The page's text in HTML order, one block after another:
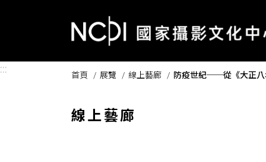
::: 首頁 展覽 線上藝廊 防疫世紀──從《大正八
線上藝廊